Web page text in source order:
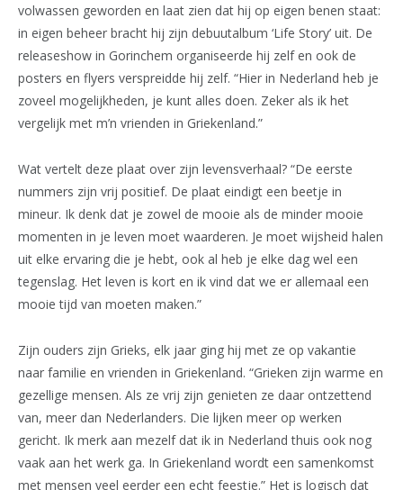
volwassen geworden en laat zien dat hij op eigen benen staat:
in eigen beheer bracht hij zijn debuutalbum ‘Life Story’ uit. De
releaseshow in Gorinchem organiseerde hij zelf en ook de
posters en flyers verspreidde hij zelf. “Hier in Nederland heb je
zoveel mogelijkheden, je kunt alles doen. Zeker als ik het
vergelijk met m’n vrienden in Griekenland.”
Wat vertelt deze plaat over zijn levensverhaal? “De eerste
nummers zijn vrij positief. De plaat eindigt een beetje in
mineur. Ik denk dat je zowel de mooie als de minder mooie
momenten in je leven moet waarderen. Je moet wijsheid halen
uit elke ervaring die je hebt, ook al heb je elke dag wel een
tegenslag. Het leven is kort en ik vind dat we er allemaal een
mooie tijd van moeten maken.”
Zijn ouders zijn Grieks, elk jaar ging hij met ze op vakantie
naar familie en vrienden in Griekenland. “Grieken zijn warme en
gezellige mensen. Als ze vrij zijn genieten ze daar ontzettend
van, meer dan Nederlanders. Die lijken meer op werken
gericht. Ik merk aan mezelf dat ik in Nederland thuis ook nog
vaak aan het werk ga. In Griekenland wordt een samenkomst
met mensen veel eerder een echt feestje.” Het is logisch dat